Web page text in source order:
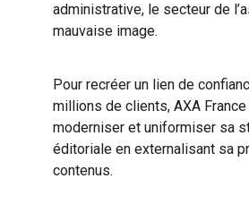
administrative, le secteur de
mauvaise image.
Pour recréer un lien de
millions de clients, AXA
moderniser et uniformiser sa
éditoriale en externalisant sa
contenus.